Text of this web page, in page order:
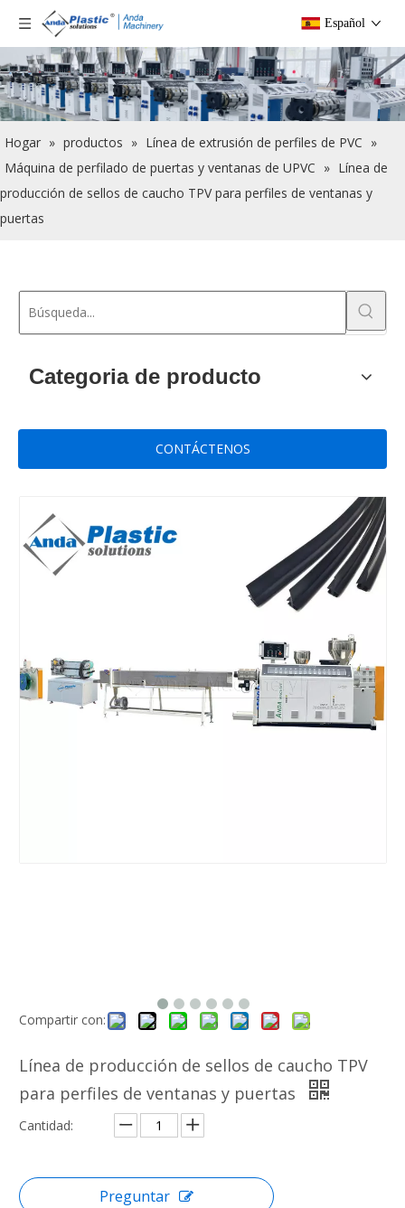
Español
Hogar » productos » Línea de extrusión de perfiles de PVC »
Máquina de perfilado de puertas y ventanas de UPVC » Línea de
producción de sellos de caucho TPV para perfiles de ventanas y
puertas
Categoria de producto
CONTÁCTENOS
Compartir con:
Línea de producción de sellos de caucho TPV
para perfiles de ventanas y puertas
Cantidad:
Preguntar